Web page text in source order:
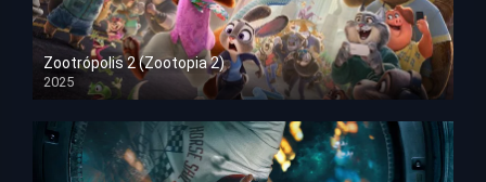
Zootrópolis 2 (Zootopia 2)
2025
HD 1080p